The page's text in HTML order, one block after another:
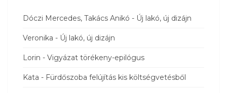
Dóczi Mercedes, Takács Anikó - Új lakó, új dizájn
Veronika - Új lakó, új dizájn
Lorin - Vigyázat törékeny-epilógus
Kata - Fürdőszoba felújítás kis költségvetésből